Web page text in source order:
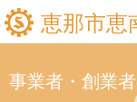
恵那市恵
事業者・創業